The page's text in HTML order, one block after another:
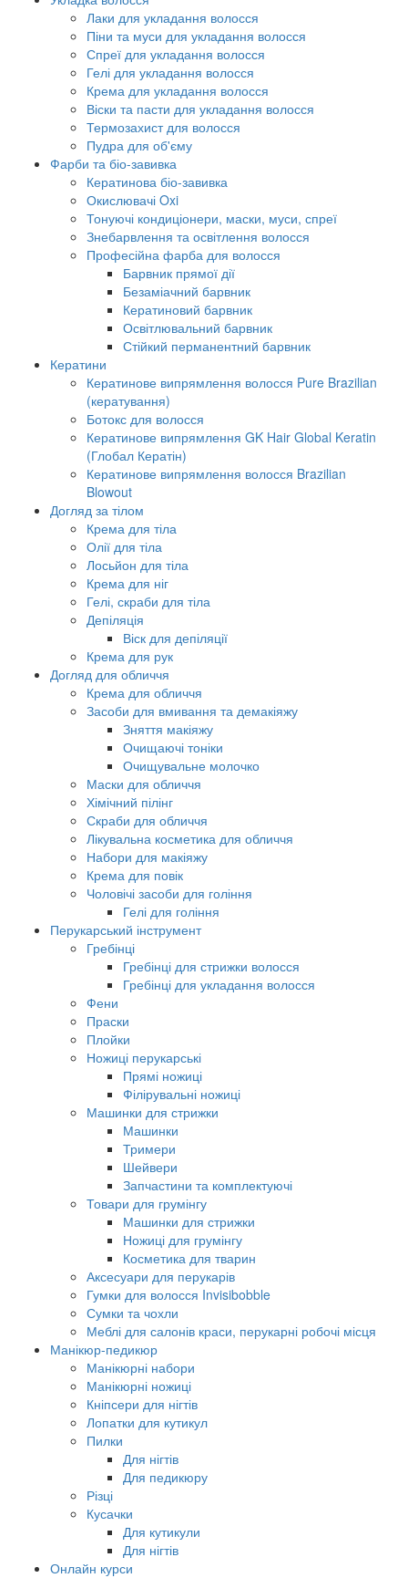
Лаки для укладання волосся
Піни та муси для укладання волосся
Спреї для укладання волосся
Гелі для укладання волосся
Крема для укладання волосся
Віски та пасти для укладання волосся
Термозахист для волосся
Пудра для об'єму
Фарби та біо-завивка
Кератинова біо-завивка
Окислювачі Oxi
Тонуючі кондиціонери, маски, муси, спреї
Знебарвлення та освітлення волосся
Професійна фарба для волосся
Барвник прямої дії
Безаміачний барвник
Кератиновий барвник
Освітлювальний барвник
Стійкий перманентний барвник
Кератини
Кератинове випрямлення волосся Pure Brazilian
(кератування)
Ботокс для волосся
Кератинове випрямлення GK Hair Global Keratin
(Глобал Кератін)
Кератинове випрямлення волосся Brazilian
Blowout
Догляд за тілом
Крема для тіла
Олії для тіла
Лосьйон для тіла
Крема для ніг
Гелі, скраби для тіла
Депіляція
Віск для депіляції
Крема для рук
Догляд для обличчя
Крема для обличчя
Засоби для вмивання та демакіяжу
Зняття макіяжу
Очищаючі тоніки
Очищувальне молочко
Маски для обличчя
Хімічний пілінг
Скраби для обличчя
Лікувальна косметика для обличчя
Набори для макіяжу
Крема для повік
Чоловічі засоби для гоління
Гелі для гоління
Перукарський інструмент
Гребінці
Гребінці для стрижки волосся
Гребінці для укладання волосся
Фени
Праски
Плойки
Ножиці перукарські
Прямі ножиці
Філірувальні ножиці
Машинки для стрижки
Машинки
Тримери
Шейвери
Запчастини та комплектуючі
Товари для грумінгу
Машинки для стрижки
Ножиці для грумінгу
Косметика для тварин
Аксесуари для перукарів
Гумки для волосся Invisibobble
Сумки та чохли
Меблі для салонів краси, перукарні робочі місця
Манікюр-педикюр
Манікюрні набори
Манікюрні ножиці
Кніпсери для нігтів
Лопатки для кутикул
Пилки
Для нігтів
Для педикюру
Різці
Кусачки
Для кутикули
Для нігтів
Онлайн курси